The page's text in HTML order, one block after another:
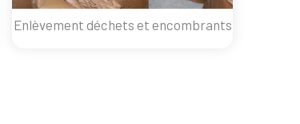
Enlèvement déchets et encombrants